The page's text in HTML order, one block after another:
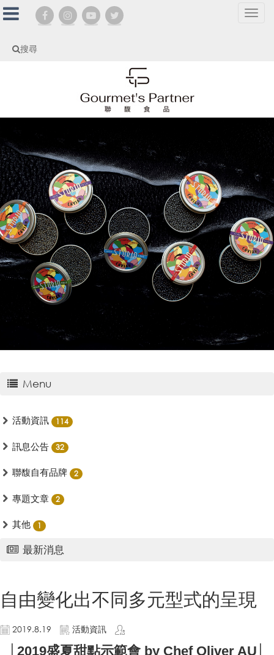
搜尋
選
Menu
活動資訊 114
訊息公告 32
聯馥自有品牌 2
專題文章 2
其他 1
最新消息
自由變化出不同多元型式的呈現
2019.8.19 活動資訊
│2019盛夏甜點示範會 by Chef Oliver AU│